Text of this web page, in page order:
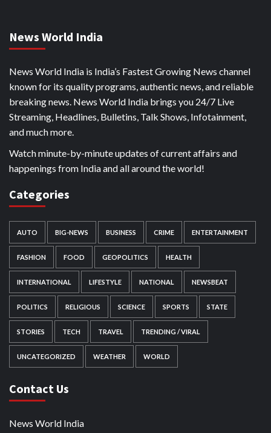
News World India
News World India is India’s Fastest Growing News channel
known for its quality programs, authentic news, and reliable
breaking news. News World India brings you 24/7 Live
Streaming, Headlines, Bulletins, Talk Shows, Infotainment,
and much more.
Watch minute-by-minute updates of current affairs and
happenings from India and all around the world!
Categories
AUTO BIG-NEWS BUSINESS CRIME ENTERTAINMENT
FASHION FOOD GEOPOLITICS HEALTH
INTERNATIONAL LIFESTYLE NATIONAL NEWSBEAT
POLITICS RELIGIOUS SCIENCE SPORTS STATE
STORIES TECH TRAVEL TRENDING / VIRAL
UNCATEGORIZED WEATHER WORLD
Contact Us
News World India